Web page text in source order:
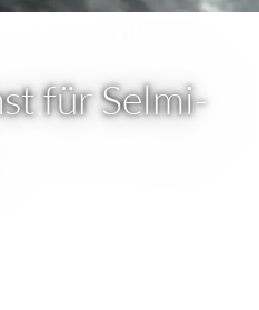
endet nicht
für Selmi-